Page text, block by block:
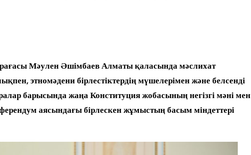
Мәулен Әшімбаев Алматы қаласында мәслихат
этномәдени бірлестіктердің мүшелерімен және белсенді
барысында жаңа Конституция жобасының негізгі мәні мен
аясындағы бірлескен жұмыстың басым міндеттері